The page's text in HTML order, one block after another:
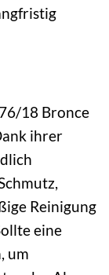
18 Bronce
ihrer
Reinigung
eine
um